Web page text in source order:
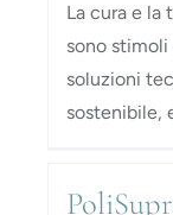
La cura e
sono
soluzioni
sostenibile,